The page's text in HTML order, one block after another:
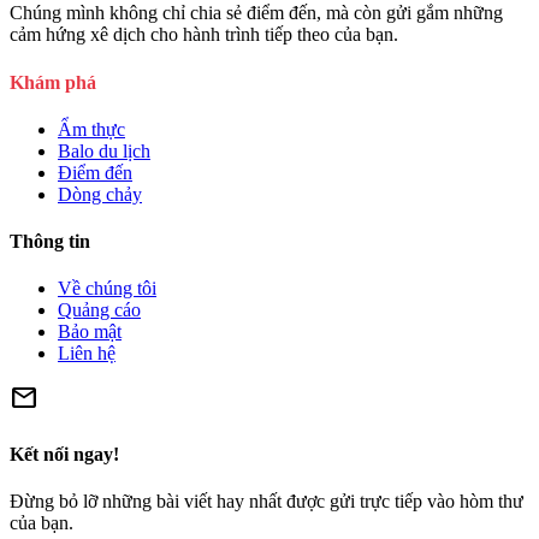
Chúng mình không chỉ chia sẻ điểm đến, mà còn gửi gắm những
cảm hứng xê dịch cho hành trình tiếp theo của bạn.
Khám phá
Ẩm thực
Balo du lịch
Điểm đến
Dòng chảy
Thông tin
Về chúng tôi
Quảng cáo
Bảo mật
Liên hệ
mail
Kết nối ngay!
Đừng bỏ lỡ những bài viết hay nhất được gửi trực tiếp vào hòm thư
của bạn.